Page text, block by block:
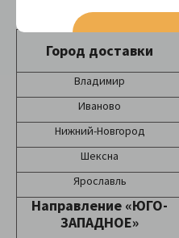
Город доставки
Владимир
Иваново
Нижний-Новгород
Шексна
Ярославль
Направление «ЮГО-
ЗАПАДНОЕ»